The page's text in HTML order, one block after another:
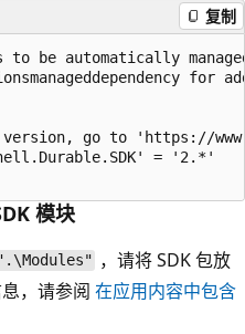
复制
be automatically
for
go to 'https://
= '2.*'
模块
，请将 SDK 包放
，请参阅 在应用内容中包含